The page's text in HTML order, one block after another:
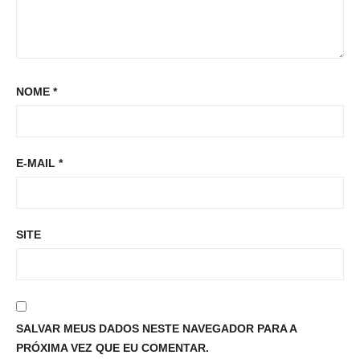
NOME *
E-MAIL *
SITE
SALVAR MEUS DADOS NESTE NAVEGADOR PARA A
PRÓXIMA VEZ QUE EU COMENTAR.